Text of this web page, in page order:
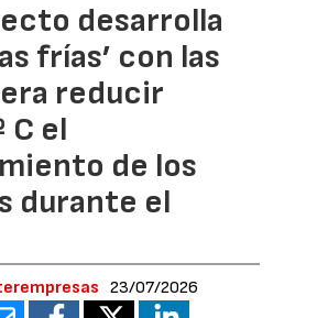
desarrolla
frías’ con las
reducir
C el
de los
durante el
23/07/2026